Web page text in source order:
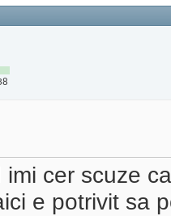
imi cer scuze
e potrivit sa